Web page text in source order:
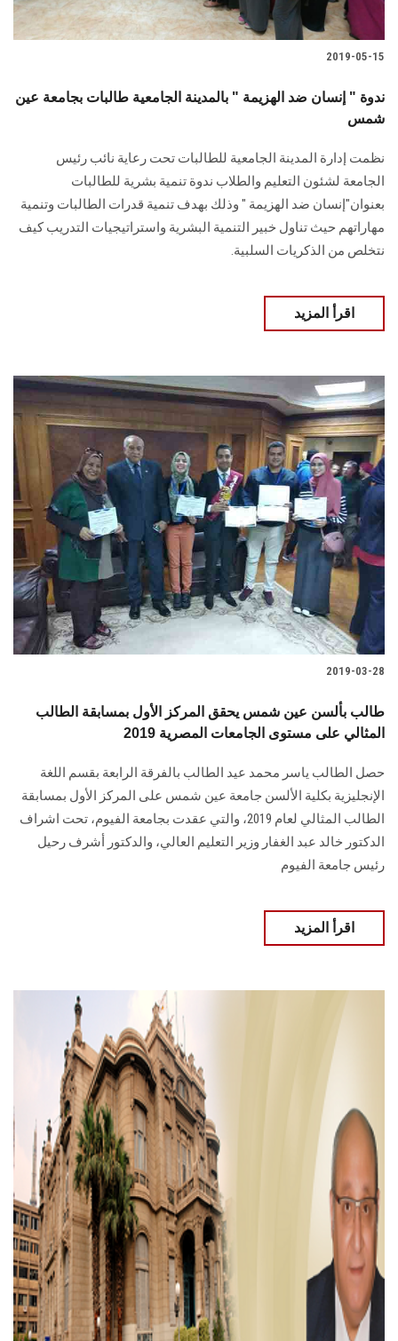
2019-05-15
ندوة " إنسان ضد الهزيمة " بالمدينة الجامعية طالبات بجامعة عين
شمس
نظمت إدارة المدينة الجامعية للطالبات تحت رعاية نائب رئيس
الجامعة لشئون التعليم والطلاب ندوة تنمية بشرية للطالبات
بعنوان"إنسان ضد الهزيمة " وذلك بهدف تنمية قدرات الطالبات وتنمية
مهاراتهم حيث تناول خبير التنمية البشرية واستراتيجيات التدريب كيف
نتخلص من الذكريات السلبية.
اقرأ المزيد
2019-03-28
طالب بألسن عين شمس يحقق المركز الأول بمسابقة الطالب
المثالي على مستوى الجامعات المصرية 2019
حصل الطالب ياسر محمد عيد الطالب بالفرقة الرابعة بقسم اللغة
الإنجليزية بكلية الألسن جامعة عين شمس على المركز الأول بمسابقة
الطالب المثالي لعام 2019، والتي عقدت بجامعة الفيوم، تحت اشراف
الدكتور خالد عبد الغفار وزير التعليم العالي، والدكتور أشرف رحيل
رئيس جامعة الفيوم
اقرأ المزيد